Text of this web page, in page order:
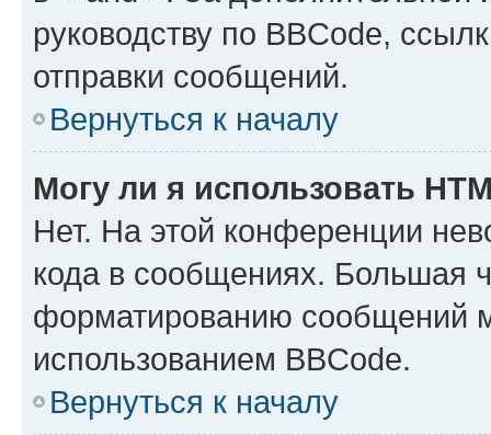
руководству по BBCode,
отправки сообщений.
Вернуться к началу
Могу ли я использовать
Нет. На этой конференции
кода в сообщениях. Большая
форматированию сообщений
использованием BBCode.
Вернуться к началу